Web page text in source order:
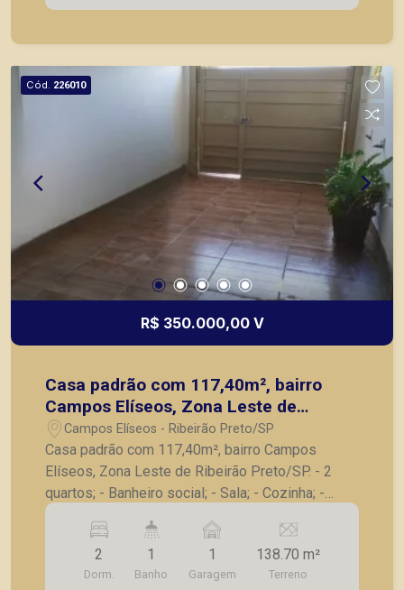
agilidade e segurança, em locação, vendas de
Preto.
Cód. 226010
R$ 350.000,00 V
Casa padrão com 117,40m², bairro
Campos Elíseos, Zona Leste de
Ribeirão Preto/SP.
Campos Elíseos - Ribeirão Preto/SP
Casa padrão com 117,40m², bairro Campos
Elíseos, Zona Leste de Ribeirão Preto/SP. - 2
quartos; - Banheiro social; - Sala; - Cozinha; -
Lavanderia; - Corredor lateral; - 1 vaga de
garagem. - Salão com 20m²; - Banheiro; - Cozinha.
A Piramid tem como objetivo atender seus
clientes com agilidade e segurança, em locação,
2
Dorm.
1
Banho
1
Garagem
138.70 m²
Terreno